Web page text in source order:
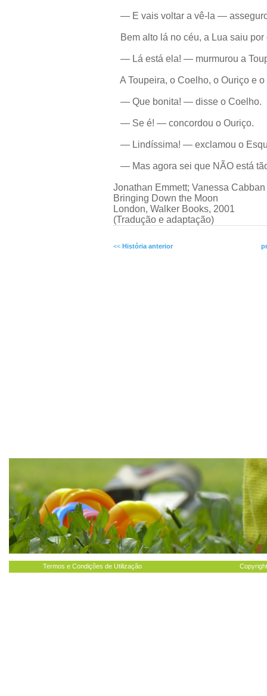
— E vais voltar a vê-la —
Bem alto lá no céu, a Lua saiu por
— Lá está ela! — murmurou a
A Toupeira, o Coelho, o Ouriço e
— Que bonita! — disse o Coelho.
— Se é! — concordou o Ouriço.
— Lindíssima! — exclamou o
— Mas agora sei que NÃO está
Jonathan Emmett; Vanessa Cabban
Bringing Down the Moon
London, Walker Books, 2001
(Tradução e adaptação)
<< História anterior
Termos e Condições de Utilização